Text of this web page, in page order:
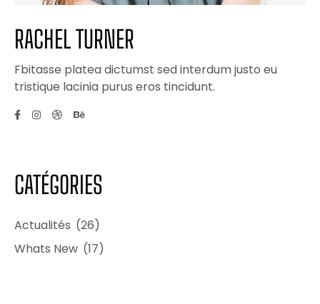
RACHEL TURNER
Fbitasse platea dictumst sed interdum justo eu
tristique lacinia purus eros tincidunt.
CATÉGORIES
Actualités (26)
Whats New (17)